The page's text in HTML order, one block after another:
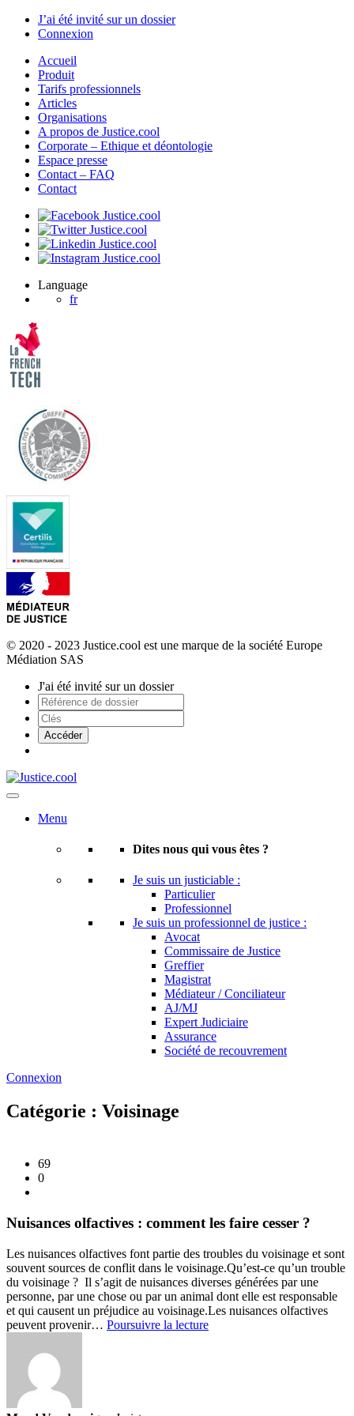
J’ai été invité sur un dossier
Connexion
Accueil
Produit
Tarifs professionnels
Articles
Organisations
A propos de Justice.cool
Corporate – Ethique et déontologie
Espace presse
Contact – FAQ
Contact
Language
fr
© 2020 - 2023 Justice.cool est une marque de la société Europe
Médiation SAS
J'ai été invité sur un dossier
Menu
Dites nous qui vous êtes ?
Je suis un justiciable :
Particulier
Professionnel
Je suis un professionnel de justice :
Avocat
Commissaire de Justice
Greffier
Magistrat
Médiateur / Conciliateur
AJ/MJ
Expert Judiciaire
Assurance
Société de recouvrement
Connexion
Catégorie : Voisinage
69
0
Nuisances olfactives : comment les faire cesser ?
Les nuisances olfactives font partie des troubles du voisinage et sont
souvent sources de conflit dans le voisinage.Qu’est-ce qu’un trouble
du voisinage ? Il s’agit de nuisances diverses générées par une
personne, par une chose ou par un animal dont elle est responsable
et qui causent un préjudice au voisinage.Les nuisances olfactives
peuvent provenir… Poursuivre la lectureNuisances